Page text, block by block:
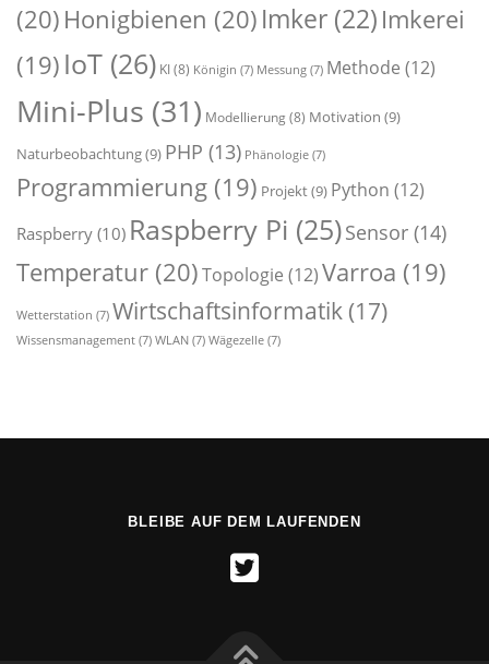
(20)Honigbienen (20)Imker (22) Imkerei
(19) IoT (26) KI(8) Königin (7) Messung (7) Methode (12)
Mini-Plus (31) Modellierung(8) Motivation (9)
Naturbeobachtung(9) PHP (13) Phänologie (7)
Programmierung (19) Projekt(9) Python (12)
Raspberry (10) Raspberry Pi (25)Sensor (14)
Temperatur (20)Topologie (12)Varroa (19)
Wetterstation (7) Wirtschaftsinformatik (17)
Wissensmanagement (7) WLAN (7) Wägezelle (7)
BLEIBE AUF DEM LAUFENDEN